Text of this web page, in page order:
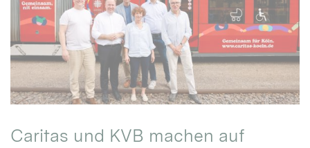
Caritas und KVB machen auf